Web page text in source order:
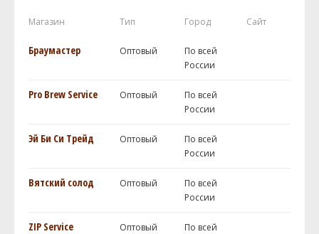
Магазин Тип Город Сайт
Браумастер Оптовый
По всей
России
Pro Brew Service Оптовый
По всей
России
Эй Би Си Трейд Оптовый
По всей
России
Вятский солод Оптовый
По всей
России
ZIP Service Оптовый
По всей